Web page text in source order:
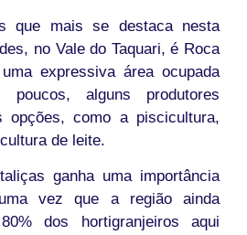
que mais se destaca nesta
no Vale do Taquari, é Roca
expressiva área ocupada
alguns produtores
opções, como a piscicultura,
de leite.
ganha uma importância
vez que a região ainda
dos hortigranjeiros aqui